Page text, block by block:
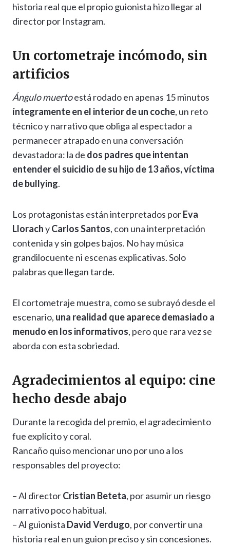
historia real que el propio guionista hizo llegar al
director por Instagram.
Un cortometraje incómodo, sin
artificios
Ángulo muertoestá rodado en apenas 15 minutos
íntegramente en el interior de un coche, un reto
técnico y narrativo que obliga al espectador a
permanecer atrapado en una conversación
devastadora: la de dos padres que intentan
entender el suicidio de su hijo de 13 años, víctima
de bullying.
Los protagonistas están interpretados porEva
LlorachyCarlos Santos, con una interpretación
contenida y sin golpes bajos. No hay música
grandilocuente ni escenas explicativas. Solo
palabras que llegan tarde.
El cortometraje muestra, como se subrayó desde el
escenario, una realidad que aparece demasiado a
menudo en los informativos, pero que rara vez se
aborda con esta sobriedad.
Agradecimientos al equipo: cine
hecho desde abajo
Durante la recogida del premio, el agradecimiento
fue explícito y coral.
Rancaño quiso mencionar uno por uno a los
responsables del proyecto:
– Al directorCristian Beteta, por asumir un riesgo
narrativo poco habitual.
– Al guionista David Verdugo, por convertir una
historia real en un guion preciso y sin concesiones.